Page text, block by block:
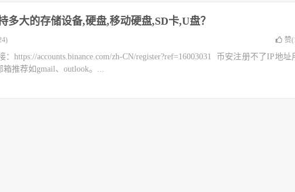
多大的存储设备,硬盘,移动硬盘,SD卡,U盘？
赞(
https://accounts.binance.com/zh-CN/register?ref=16003031 币安注册不了IP地址
推荐如gmail、outlook。...